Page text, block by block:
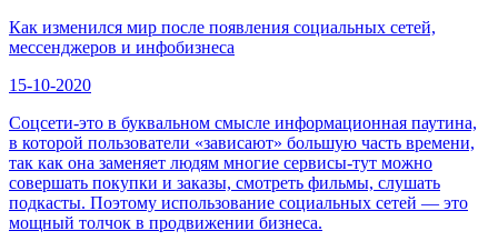
Как изменился мир после появления социальных сетей,
мессенджеров и инфобизнеса
15-10-2020
Соцсети-это в буквальном смысле информационная паутина,
в которой пользователи «зависают» большую часть времени,
так как она заменяет людям многие сервисы-тут можно
совершать покупки и заказы, смотреть фильмы, слушать
подкасты. Поэтому использование социальных сетей — это
мощный толчок в продвижении бизнеса.